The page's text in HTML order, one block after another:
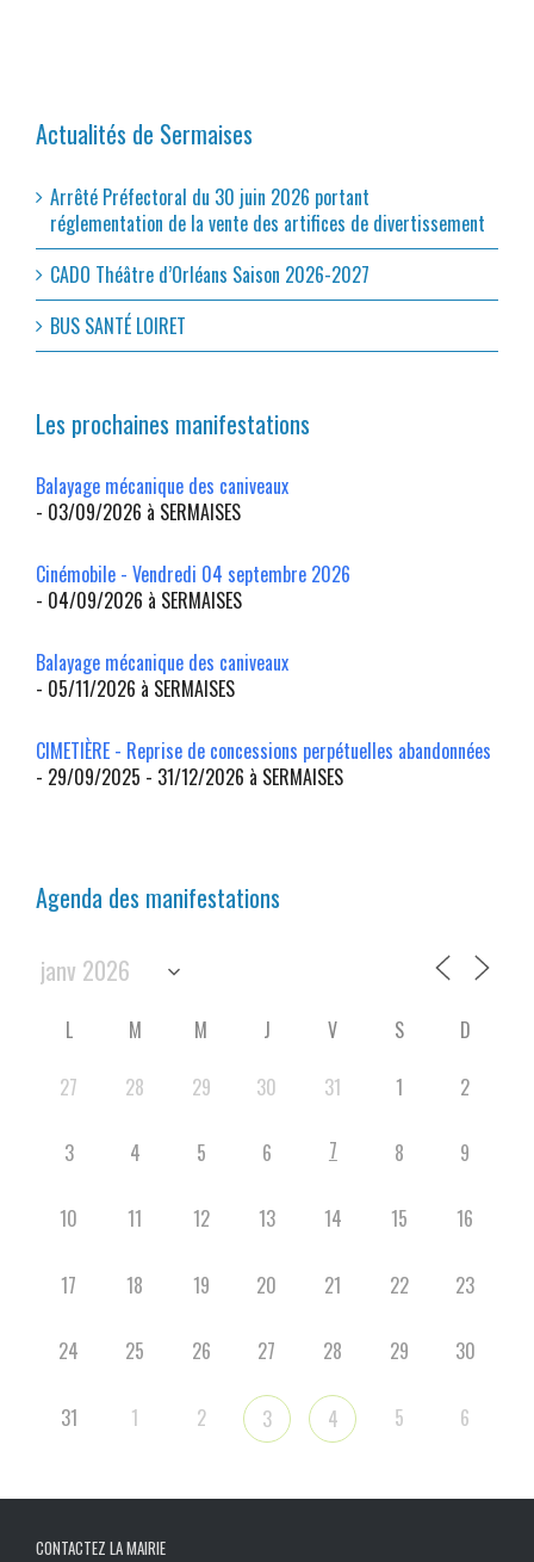
Actualités de Sermaises
Arrêté Préfectoral du 30 juin 2026 portant
réglementation de la vente des artifices de divertissement
CADO Théâtre d’Orléans Saison 2026-2027
BUS SANTÉ LOIRET
Les prochaines manifestations
Balayage mécanique des caniveaux
- 03/09/2026 à SERMAISES
Cinémobile - Vendredi 04 septembre 2026
- 04/09/2026 à SERMAISES
Balayage mécanique des caniveaux
- 05/11/2026 à SERMAISES
CIMETIÈRE - Reprise de concessions perpétuelles abandonnées
- 29/09/2025 - 31/12/2026 à SERMAISES
Agenda des manifestations
L M M J V S
D
27
28 29 30 31 1 2
3 4 5 6 7 8 9
10 11 12 13 14 15 16
17 18 19 20 21 22 23
24 25 26 27 28 29 30
31 1 2 3 4 5 6
CONTACTEZ LA MAIRIE